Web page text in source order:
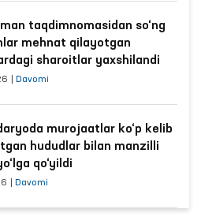
taqdimnomasidan so‘ng
mehnat qilayotgan
sharoitlar yaxshilandi
Davomi
murojaatlar ko‘p kelib
hududlar bilan manzilli
qo‘yildi
Davomi